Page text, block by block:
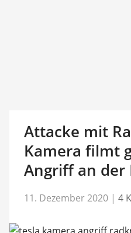
Attacke mit
Kamera filmt
Angriff an der
11. Dezember 2020 | 4